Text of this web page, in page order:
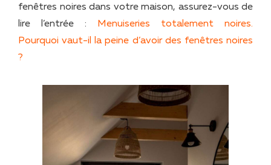
fenêtres noires dans votre maison, assurez-vous de
lire l’entrée : Menuiseries totalement noires.
Pourquoi vaut-il la peine d’avoir des fenêtres noires
?